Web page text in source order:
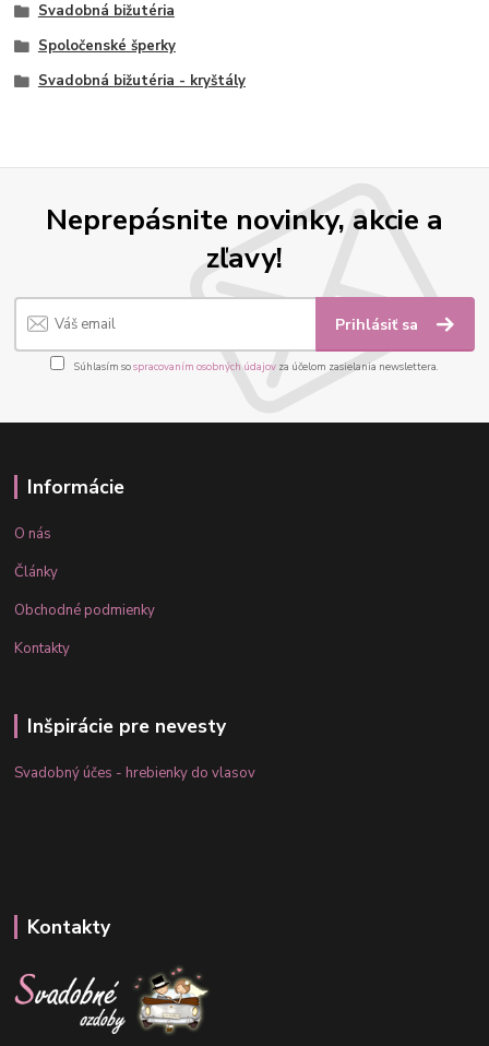
Svadobná bižutéria
Spoločenské šperky
Svadobná bižutéria - kryštály
Neprepásnite novinky, akcie a
zľavy!
Prihlásiť sa
Súhlasím sospracovaním osobných údajov za účelom zasielania newslettera.
Informácie
O nás
Články
Obchodné podmienky
Kontakty
Inšpirácie pre nevesty
Svadobný účes - hrebienky do vlasov
Kontakty